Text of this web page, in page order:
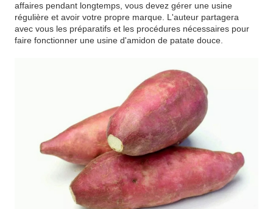
affaires pendant longtemps, vous devez gérer une usine
régulière et avoir votre propre marque. L'auteur partagera
avec vous les préparatifs et les procédures nécessaires pour
faire fonctionner une usine d'amidon de patate douce.